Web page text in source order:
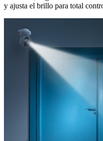
y ajusta el brillo para total